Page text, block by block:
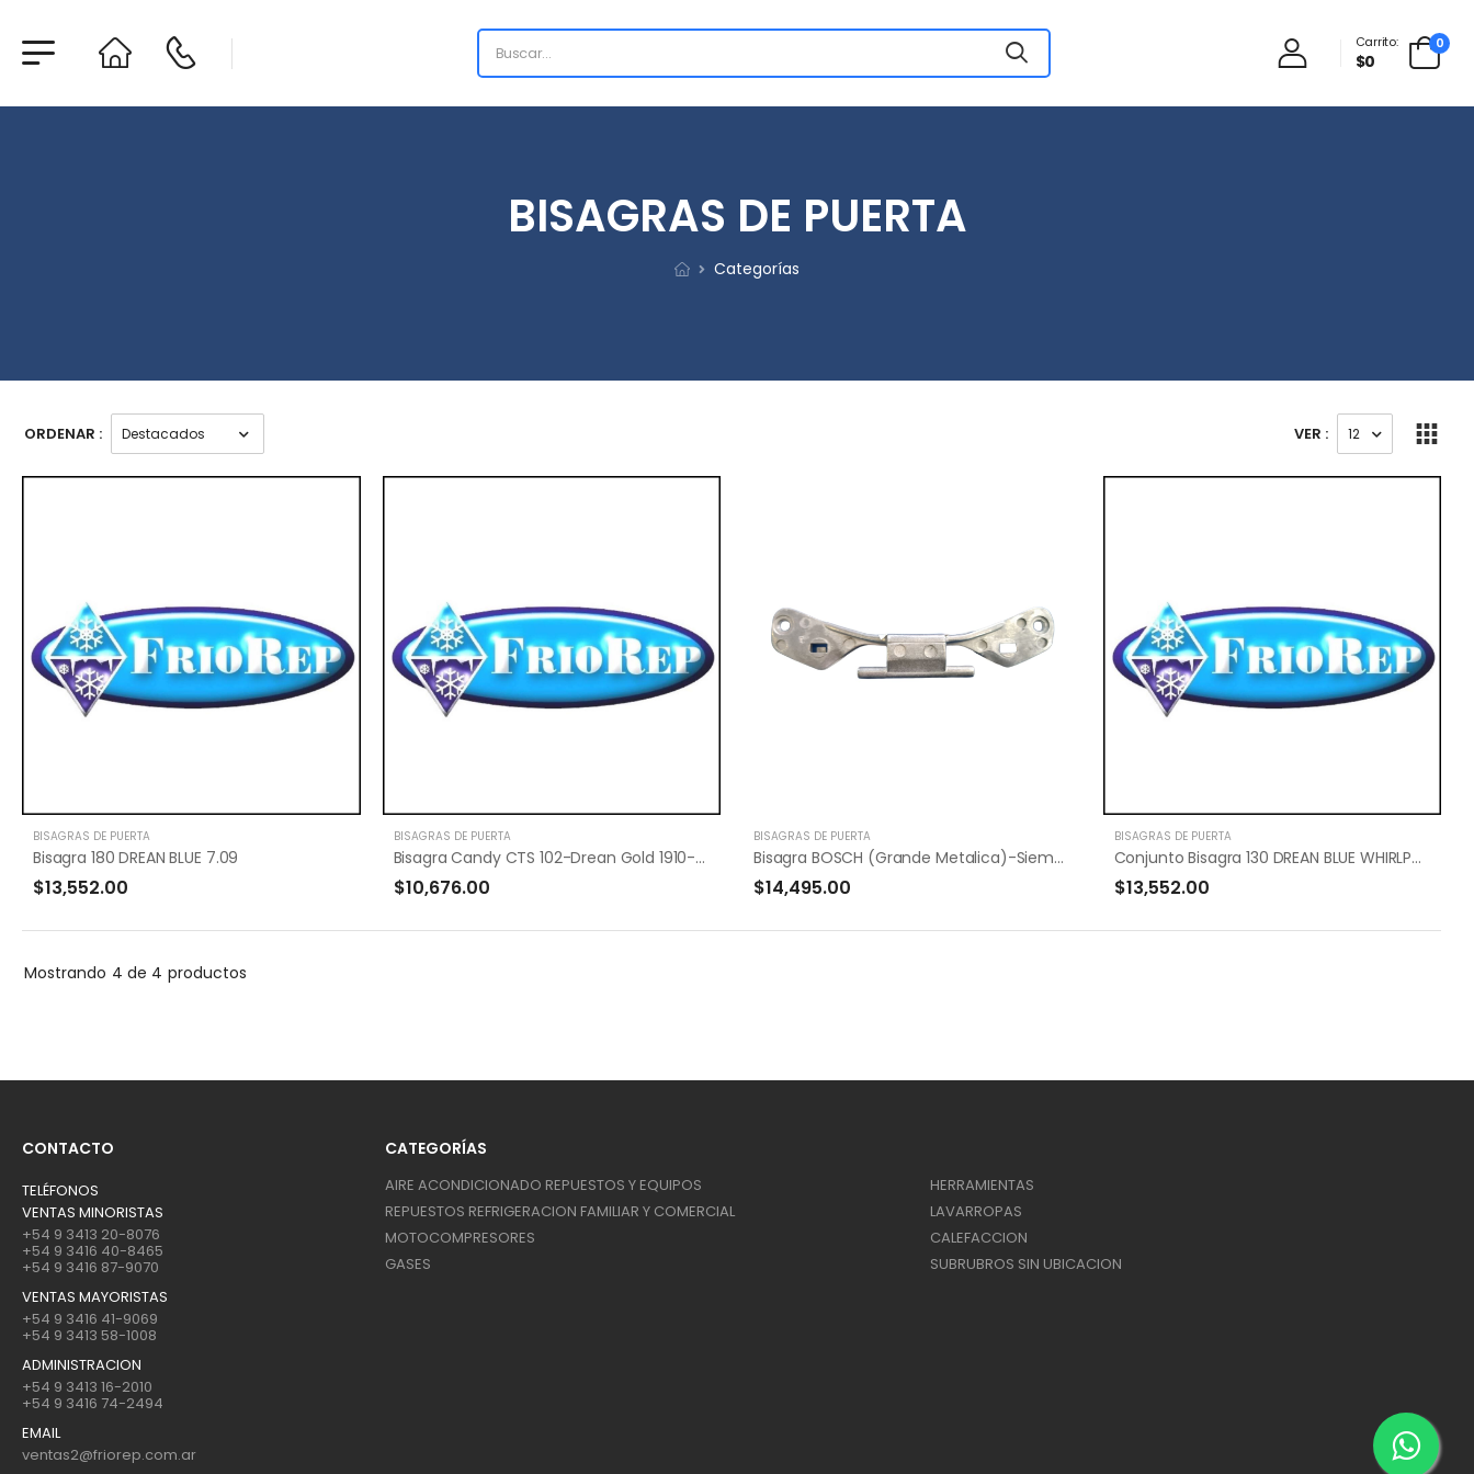
Carrito:
$0
0
BISAGRAS DE PUERTA
Categorías
ORDENAR : VER :
BISAGRAS DE PUERTA
Bisagra 180 DREAN BLUE 7.09
$13,552.00
BISAGRAS DE PUERTA
Bisagra Candy CTS 102-Drean Gold 1910-xjgo.
$10,676.00
BISAGRAS DE PUERTA
Bisagra BOSCH (Grande Metalica)-Siemens
$14,495.00
BISAGRAS DE PUERTA
Conjunto Bisagra 130 DREAN BLUE WHIRLPOOL=
$13,552.00
Mostrando 4 de 4 productos
CATEGORÍAS
AIRE ACONDICIONADO REPUESTOS Y EQUIPOS
REPUESTOS REFRIGERACION FAMILIAR Y COMERCIAL
MOTOCOMPRESORES
GASES
HERRAMIENTAS
LAVARROPAS
CALEFACCION
SUBRUBROS SIN UBICACION
CONTACTO
TELÉFONOS
VENTAS MINORISTAS
+54 9 3413 20-8076
+54 9 3416 40-8465
+54 9 3416 87-9070
VENTAS MAYORISTAS
+54 9 3416 41-9069
+54 9 3413 58-1008
ADMINISTRACION
+54 9 3413 16-2010
+54 9 3416 74-2494
EMAIL
ventas2@friorep.com.ar